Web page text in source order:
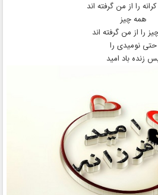
را از من گرفته اند
همه چیز
را از من گرفته اند
حتی نومیدی را
زنده باد امید